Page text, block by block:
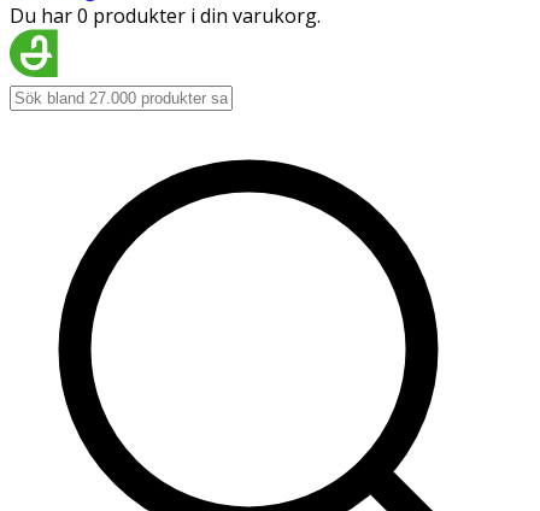
Du har 0 produkter i din varukorg.